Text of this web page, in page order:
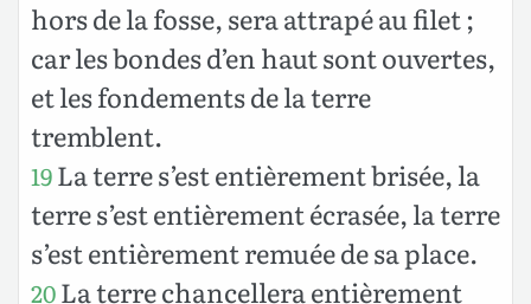
hors de la fosse, sera attrapé au filet ;
car les bondes d’en haut sont ouvertes,
et les fondements de la terre
tremblent.
19La terre s’est entièrement brisée, la
terre s’est entièrement écrasée, la terre
s’est entièrement remuée de sa place.
20La terre chancellera entièrement